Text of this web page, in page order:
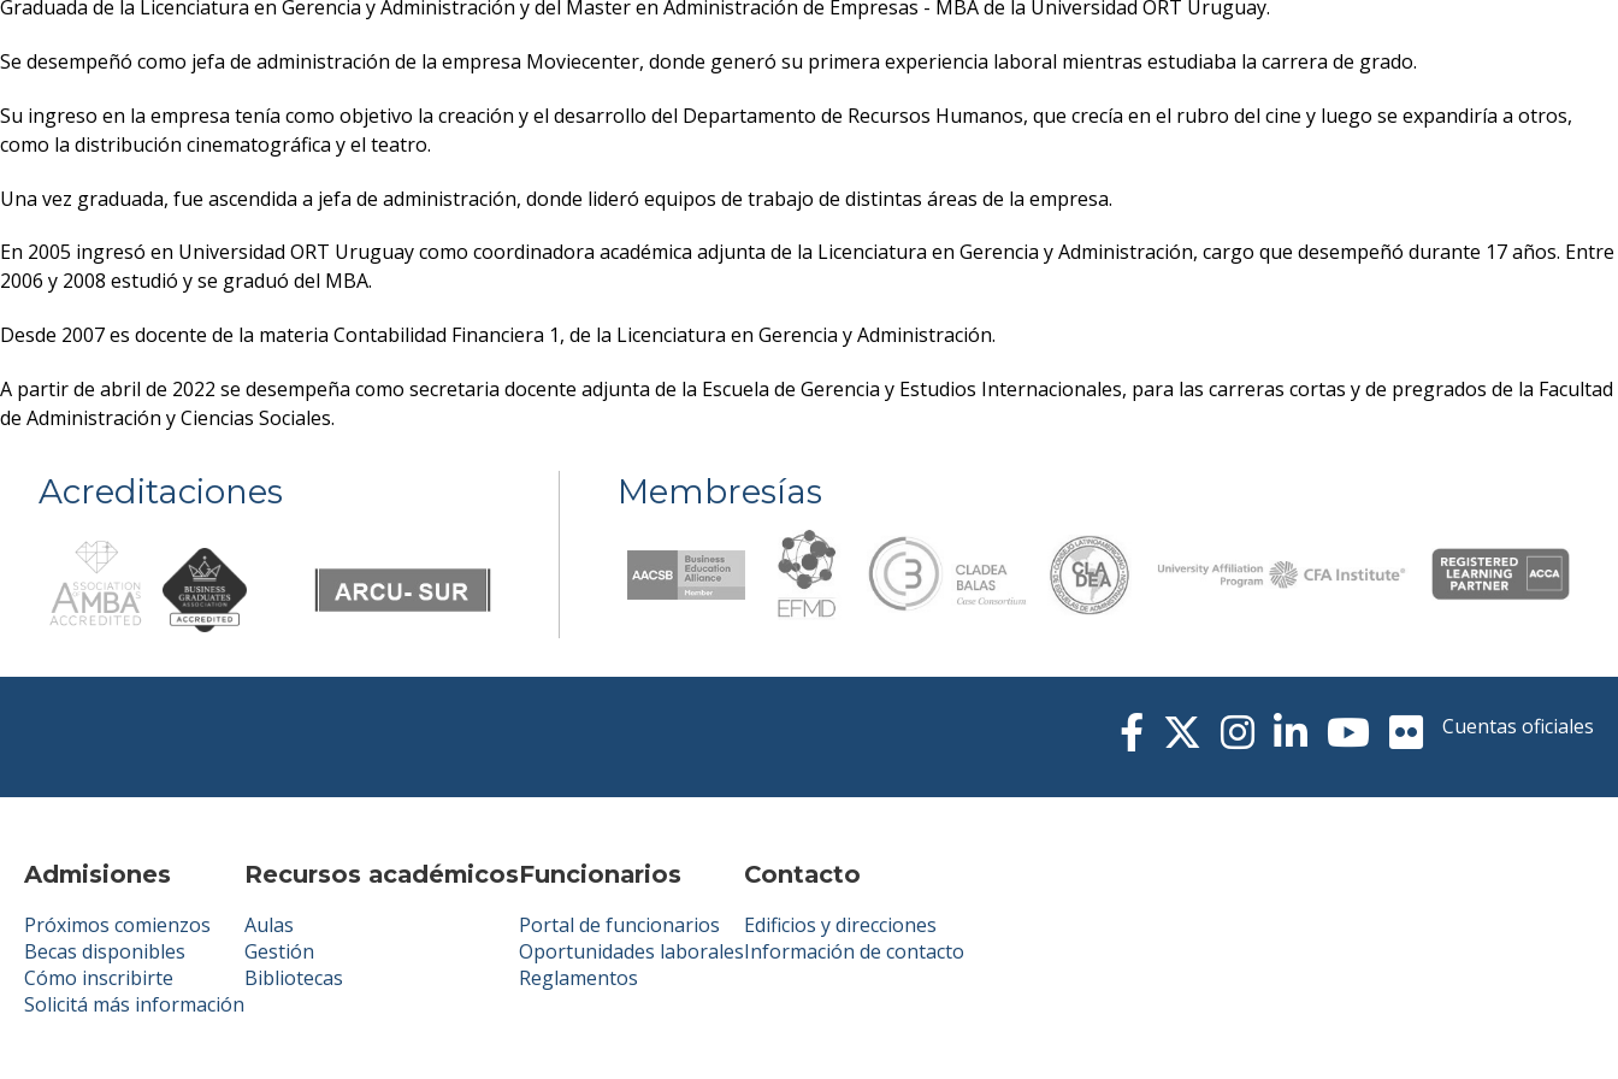
Graduada de la Licenciatura en Gerencia y Administración y del Master en Administración de Empresas - MBA de la Universidad ORT Uruguay.
Se desempeñó como jefa de administración de la empresa Moviecenter, donde generó su primera experiencia laboral mientras estudiaba la carrera de grado.
Su ingreso en la empresa tenía como objetivo la creación y el desarrollo del Departamento de Recursos Humanos, que crecía en el rubro del cine y luego se expandiría a otros,
como la distribución cinematográfica y el teatro.
Una vez graduada, fue ascendida a jefa de administración, donde lideró equipos de trabajo de distintas áreas de la empresa.
En 2005 ingresó en Universidad ORT Uruguay como coordinadora académica adjunta de la Licenciatura en Gerencia y Administración, cargo que desempeñó durante 17 años. Entre
2006 y 2008 estudió y se graduó del MBA.
Desde 2007 es docente de la materia Contabilidad Financiera 1, de la Licenciatura en Gerencia y Administración.
A partir de abril de 2022 se desempeña como secretaria docente adjunta de la Escuela de Gerencia y Estudios Internacionales, para las carreras cortas y de pregrados de la Facultad
de Administración y Ciencias Sociales.
Acreditaciones Membresías
Admisiones
Próximos comienzos
Becas disponibles
Cómo inscribirte
Solicitá más información
Recursos académicos
Aulas
Gestión
Bibliotecas
Funcionarios
Portal de funcionarios
Oportunidades laborales
Reglamentos
Contacto
Edificios y direcciones
Información de contacto
Cuentas oficiales